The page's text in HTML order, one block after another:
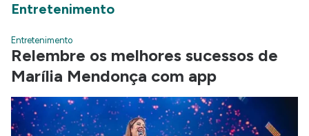
Entretenimento
Entretenimento
Relembre os melhores sucessos de
Marília Mendonça com app